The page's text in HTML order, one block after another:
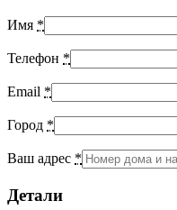
Имя *
Телефон *
Email *
Город *
Ваш адрес *
Детали